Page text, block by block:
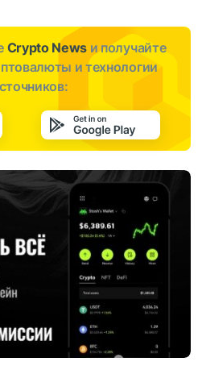
Crypto News и получайте
и технологии